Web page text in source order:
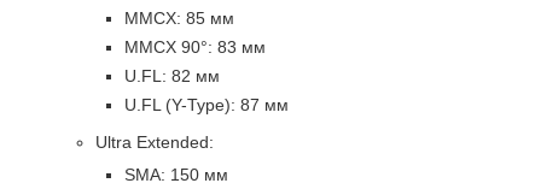
MMCX: 85 мм
MMCX 90°: 83 мм
U.FL: 82 мм
U.FL (Y-Type): 87 мм
Ultra Extended:
SMA: 150 мм